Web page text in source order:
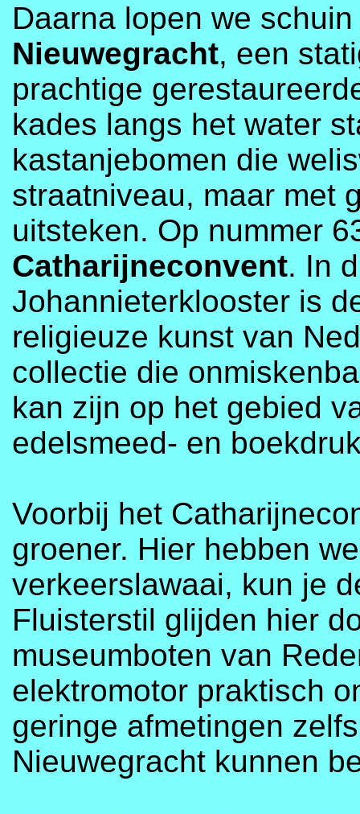
Daarna lopen we
Nieuwegracht, een
prachtige
kades langs het water
kastanjebomen die
straatniveau, maar met
uitsteken. Op nummer
Catharijneconvent. In
Johannieterklooster is
religieuze kunst van
collectie die
kan zijn op het gebied
edelsmeed- en
Voorbij het
groener. Hier hebben
verkeerslawaai, kun je
Fluisterstil glijden hier
museumboten van
elektromotor praktisch
geringe afmetingen
Nieuwegracht kunnen